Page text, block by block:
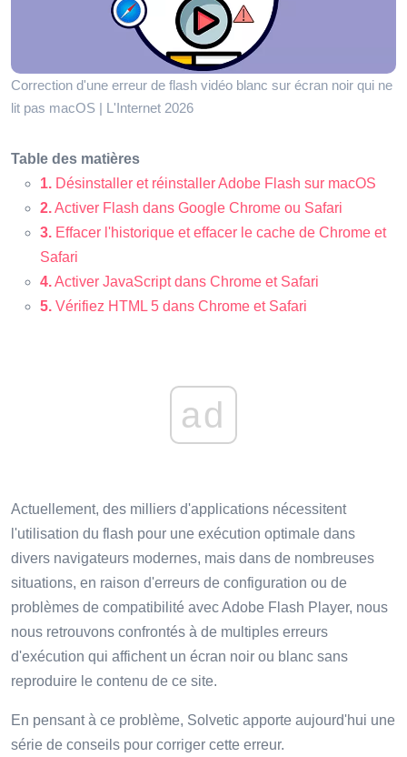
Correction d'une erreur de flash vidéo blanc sur écran noir qui ne
lit pas macOS | L'Internet 2026
Table des matières
1. Désinstaller et réinstaller Adobe Flash sur macOS
2.Activer Flash dans Google Chrome ou Safari
3. Effacer l'historique et effacer le cache de Chrome et
Safari
4.Activer JavaScript dans Chrome et Safari
5. Vérifiez HTML 5 dans Chrome et Safari
ad
Actuellement, des milliers d'applications nécessitent
l'utilisation du flash pour une exécution optimale dans
divers navigateurs modernes, mais dans de nombreuses
situations, en raison d'erreurs de configuration ou de
problèmes de compatibilité avec Adobe Flash Player, nous
nous retrouvons confrontés à de multiples erreurs
d'exécution qui affichent un écran noir ou blanc sans
reproduire le contenu de ce site.
En pensant à ce problème, Solvetic apporte aujourd'hui une
série de conseils pour corriger cette erreur.